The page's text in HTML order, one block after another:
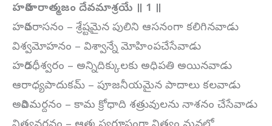
హరిహరాత్మజం దేవమాశ్రయే ॥ 1 ॥
హరివరాసనం – శ్రేష్టమైన పులిని ఆసనంగా కలిగినవాడు
విశ్వమోహనం – విశ్వాన్నే మోహింపచేసేవాడు
హరిదధీశ్వరం – అన్నిదిక్కులకు అధిపతి అయినవాడు
ఆరాధ్యపాదుకమ్ – పూజనీయమైన పాదాలు కలవాడు
అరివిమర్దనం – కామ క్రోధాది శత్రువులను నాశనం చేసేవాడు